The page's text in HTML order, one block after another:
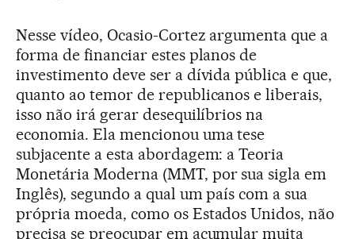
Nesse vídeo, Ocasio-Cortez argumenta que a
forma de financiar estes planos de
investimento deve ser a dívida pública e que,
quanto ao temor de republicanos e liberais,
isso não irá gerar desequilíbrios na
economia. Ela mencionou uma tese
subjacente a esta abordagem: a Teoria
Monetária Moderna (MMT, por sua sigla em
Inglês), segundo a qual um país com a sua
própria moeda, como os Estados Unidos, não
precisa se preocupar em acumular muita